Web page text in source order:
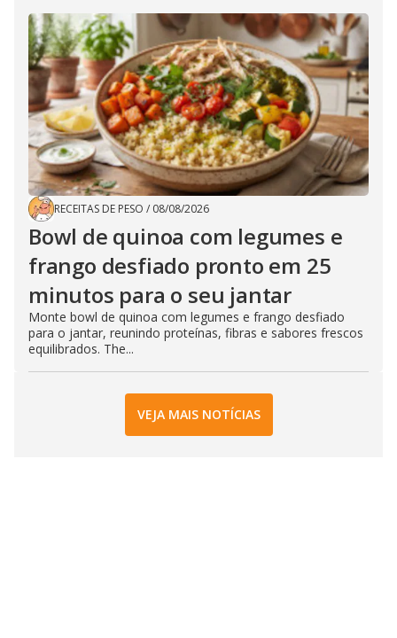
RECEITAS DE PESO / 08/08/2026
Bowl de quinoa com legumes e
frango desfiado pronto em 25
minutos para o seu jantar
Monte bowl de quinoa com legumes e frango desfiado
para o jantar, reunindo proteínas, fibras e sabores frescos
equilibrados. The...
VEJA MAIS NOTÍCIAS